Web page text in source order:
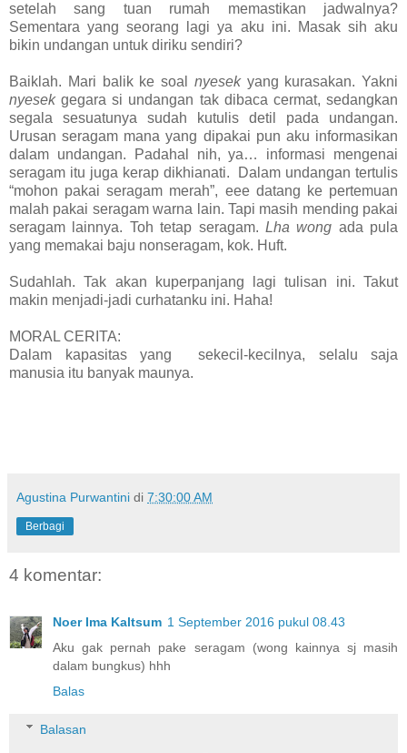
setelah sang tuan rumah memastikan jadwalnya?
Sementara yang seorang lagi ya aku ini. Masak sih aku
bikin undangan untuk diriku sendiri?
Baiklah. Mari balik ke soal nyesek yang kurasakan. Yakni
nyesekgegara si undangan tak dibaca cermat, sedangkan
segala sesuatunya sudah kutulis detil pada undangan.
Urusan seragam mana yang dipakai pun aku informasikan
dalam undangan. Padahal nih, ya… informasi mengenai
seragam itu juga kerap dikhianati.
Dalam undangan tertulis
“mohon pakai seragam merah”, eee datang ke pertemuan
malah pakai seragam warna lain. Tapi masih mending pakai
seragam lainnya. Toh tetap seragam. Lha wong ada pula
yang memakai baju nonseragam, kok. Huft.
Sudahlah. Tak akan kuperpanjang lagi tulisan ini. Takut
makin menjadi-jadi curhatanku ini. Haha!
MORAL CERITA:
Dalam kapasitas yang
sekecil-kecilnya, selalu saja
manusia itu banyak maunya.
Agustina Purwantini di 7:30:00 AM
Berbagi
4 komentar:
Noer Ima Kaltsum 1 September 2016 pukul 08.43
Aku gak pernah pake seragam (wong kainnya sj masih
dalam bungkus) hhh
Balas
Balasan